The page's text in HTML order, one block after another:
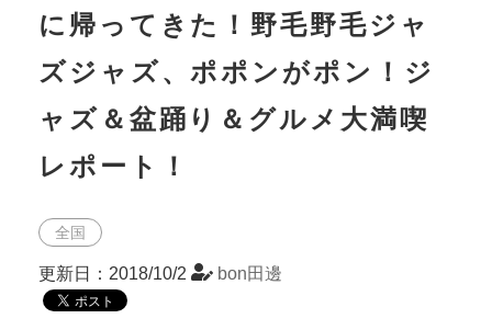
に帰ってきた！野毛野毛ジャ
ズジャズ、ポポンがポン！ジ
ャズ＆盆踊り＆グルメ大満喫
レポート！
全国
更新日：2018/10/2 bon田邊